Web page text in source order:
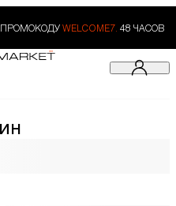
ПРОМОКОДУ WELCOME7. 48 ЧАСОВ